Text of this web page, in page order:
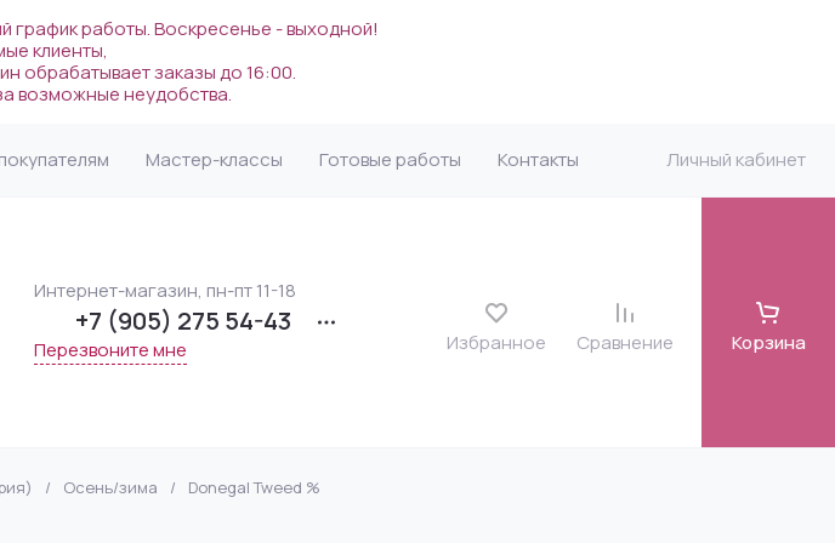
график работы. Воскресенье - выходной!
клиенты,
обрабатывает заказы до 16:00.
возможные неудобства.
Мастер-классы Готовые работы Контакты Личный кабинет
Интернет-магазин, пн-пт 11-18
+7 (905) 275 54-43
Перезвоните мне Избранное Сравнение Корзина
Lotus Yarns (Китай)
Шелк
Пряжа по цвету
Крючки
Напёрстки для жаккарда
INTERVALL (Германия)
Rowan
Сумки и шопперы
/ Осень/зима / Donegal Tweed %